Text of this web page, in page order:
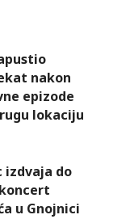
nakon
epizode
lokaciju
izdvaja do
u Gnojnici